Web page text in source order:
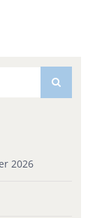
2026